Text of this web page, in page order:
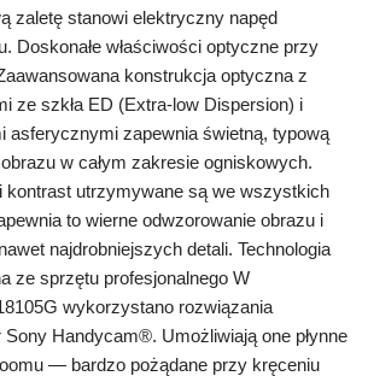
zaletę stanowi elektryczny napęd
Doskonałe właściwości optyczne przy
konstrukcja optyczna z
ze szkła ED (Extra-low Dispersion) i
asferycznymi zapewnia świetną, typową
w całym zakresie ogniskowych.
kontrast utrzymywane są we wszystkich
to wierne odwzorowanie obrazu i
najdrobniejszych detali. Technologia
ze sprzętu profesjonalnego W
wykorzystano rozwiązania
Handycam®. Umożliwiają one płynne
— bardzo pożądane przy kręceniu